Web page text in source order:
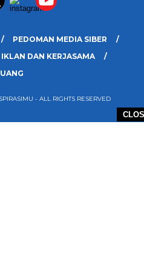
PEDOMAN MEDIA SIBER
DAN KERJASAMA
- ALL RIGHTS RESERVED